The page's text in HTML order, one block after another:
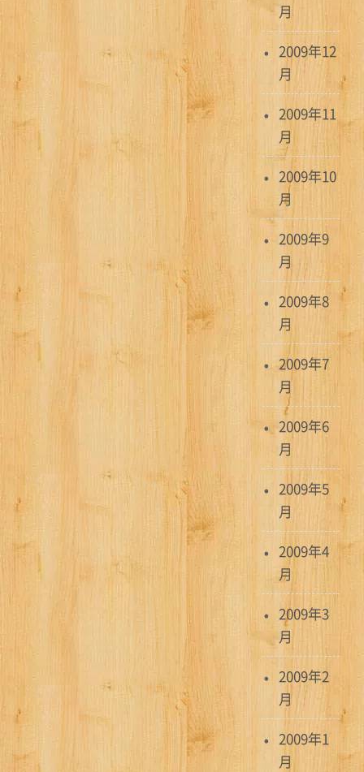
月
2009年12
月
2009年11
月
2009年10
月
2009年9
月
2009年8
月
2009年7
月
2009年6
月
2009年5
月
2009年4
月
2009年3
月
2009年2
月
2009年1
月